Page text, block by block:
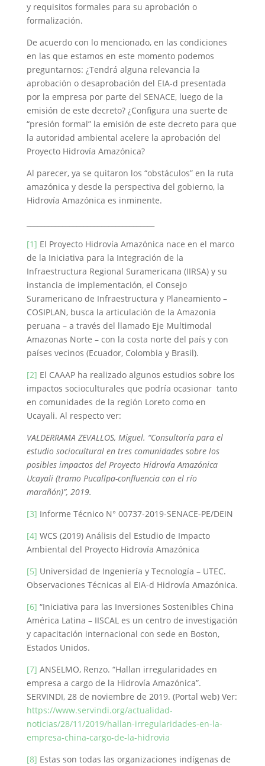
y requisitos formales para su aprobación o
formalización.
De acuerdo con lo mencionado, en las condiciones
en las que estamos en este momento podemos
preguntarnos: ¿Tendrá alguna relevancia la
aprobación o desaprobación del EIA-d presentada
por la empresa por parte del SENACE, luego de la
emisión de este decreto? ¿Configura una suerte de
“presión formal” la emisión de este decreto para que
la autoridad ambiental acelere la aprobación del
Proyecto Hidrovía Amazónica?
Al parecer, ya se quitaron los “obstáculos” en la ruta
amazónica y desde la perspectiva del gobierno, la
Hidrovía Amazónica es inminente.
[1] El Proyecto Hidrovía Amazónica nace en el marco
de la Iniciativa para la Integración de la
Infraestructura Regional Suramericana (IIRSA) y su
instancia de implementación, el Consejo
Suramericano de Infraestructura y Planeamiento –
COSIPLAN, busca la articulación de la Amazonia
peruana – a través del llamado Eje Multimodal
Amazonas Norte – con la costa norte del país y con
países vecinos (Ecuador, Colombia y Brasil).
[2] El CAAAP ha realizado algunos estudios sobre los
impactos socioculturales que podría ocasionar tanto
en comunidades de la región Loreto como en
Ucayali. Al respecto ver:
VALDERRAMA ZEVALLOS, Miguel. “Consultoría para el
estudio sociocultural en tres comunidades sobre los
posibles impactos del Proyecto Hidrovía Amazónica
Ucayali (tramo Pucallpa-confluencia con el río
marañón)”, 2019.
[3] Informe Técnico N° 00737-2019-SENACE-PE/DEIN
[4] WCS (2019) Análisis del Estudio de Impacto
Ambiental del Proyecto Hidrovía Amazónica
[5] Universidad de Ingeniería y Tecnología – UTEC.
Observaciones Técnicas al EIA-d Hidrovía Amazónica.
[6] “Iniciativa para las Inversiones Sostenibles China
América Latina – IISCAL es un centro de investigación
y capacitación internacional con sede en Boston,
Estados Unidos.
[7] ANSELMO, Renzo. “Hallan irregularidades en
empresa a cargo de la Hidrovía Amazónica”.
SERVINDI, 28 de noviembre de 2019. (Portal web) Ver:
https://www.servindi.org/actualidad-
noticias/28/11/2019/hallan-irregularidades-en-la-
empresa-china-cargo-de-la-hidrovia
[8] Estas son todas las organizaciones indígenas de